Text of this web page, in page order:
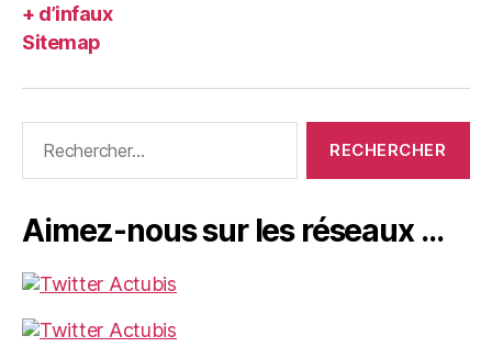
+ d’infaux
Sitemap
Aimez-nous sur les réseaux …